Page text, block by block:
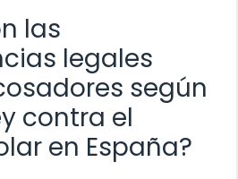
las
legales
según
contra el
en España?